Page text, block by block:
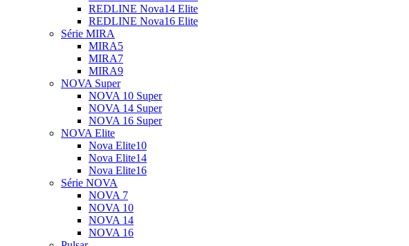
REDLINE Nova14 Elite
REDLINE Nova16 Elite
Série MIRA
MIRA5
MIRA7
MIRA9
NOVA Super
NOVA 10 Super
NOVA 14 Super
NOVA 16 Super
NOVA Elite
Nova Elite10
Nova Elite14
Nova Elite16
Série NOVA
NOVA 7
NOVA 10
NOVA 14
NOVA 16